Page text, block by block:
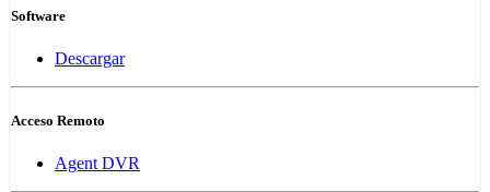
Software
Descargar
Acceso Remoto
Agent DVR